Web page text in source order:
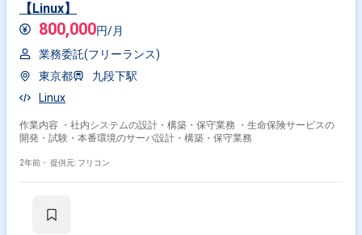
【Linux】
800,000円/月
業務委託(フリーランス)
東京都
九段下駅
Linux
作業内容 ・社内システムの設計・構築・保守業務 ・生命保険サービスの
開発・試験・本番環境のサーバ設計・構築・保守業務
2年前・ 提供元: フリコン